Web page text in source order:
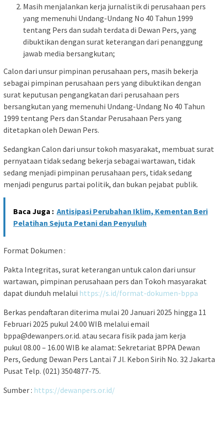
Masih menjalankan kerja jurnalistik di perusahaan pers
yang memenuhi Undang-Undang No 40 Tahun 1999
tentang Pers dan sudah terdata di Dewan Pers, yang
dibuktikan dengan surat keterangan dari penanggung
jawab media bersangkutan;
Calon dari unsur pimpinan perusahaan pers, masih bekerja
sebagai pimpinan perusahaan pers yang dibuktikan dengan
surat keputusan pengangkatan dari perusahaan pers
bersangkutan yang memenuhi Undang-Undang No 40 Tahun
1999 tentang Pers dan Standar Perusahaan Pers yang
ditetapkan oleh Dewan Pers.
Sedangkan Calon dari unsur tokoh masyarakat, membuat surat
pernyataan tidak sedang bekerja sebagai wartawan, tidak
sedang menjadi pimpinan perusahaan pers, tidak sedang
menjadi pengurus partai politik, dan bukan pejabat publik.
Baca Juga : Antisipasi Perubahan Iklim, Kementan Beri
Pelatihan Sejuta Petani dan Penyuluh
Format Dokumen :
Pakta Integritas, surat keterangan untuk calon dari unsur
wartawan, pimpinan perusahaan pers dan Tokoh masyarakat
dapat diunduh melalui https://s.id/format-dokumen-bppa
Berkas pendaftaran diterima mulai 20 Januari 2025 hingga 11
Februari 2025 pukul 24.00 WIB melalui email
bppa@dewanpers.or.id. atau secara fisik pada jam kerja
pukul 08.00 – 16.00 WIB ke alamat: Sekretariat BPPA Dewan
Pers, Gedung Dewan Pers Lantai 7 Jl. Kebon Sirih No. 32 Jakarta
Pusat Telp. (021) 3504877-75.
Sumber : https://dewanpers.or.id/